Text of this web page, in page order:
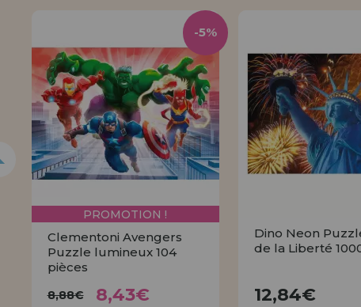
PROMOTION !
Clementoni Avengers
Puzzle lumineux 104
pièces
8,88€ 8,43€
-5%
Dino Neon
de la Liberté
12,84€